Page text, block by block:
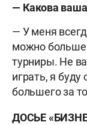
— Какова
— У меня
можно
турниры. Не
играть, я
большего за
ДОСЬЕ